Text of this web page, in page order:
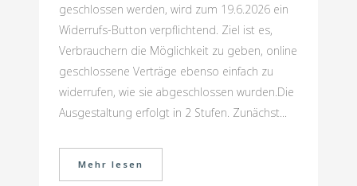
geschlossen werden, wird zum 19.6.2026 ein
Widerrufs-Button verpflichtend. Ziel ist es,
Verbrauchern die Möglichkeit zu geben, online
geschlossene Verträge ebenso einfach zu
widerrufen, wie sie abgeschlossen wurden.Die
Ausgestaltung erfolgt in 2 Stufen. Zunächst...
Mehr lesen